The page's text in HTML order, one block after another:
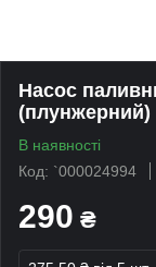
Насос
(плунжерний)
В наявності
Код: `000024994
290 ₴